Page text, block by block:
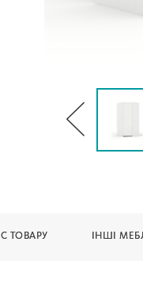
ТОВАРУ ІНШІ